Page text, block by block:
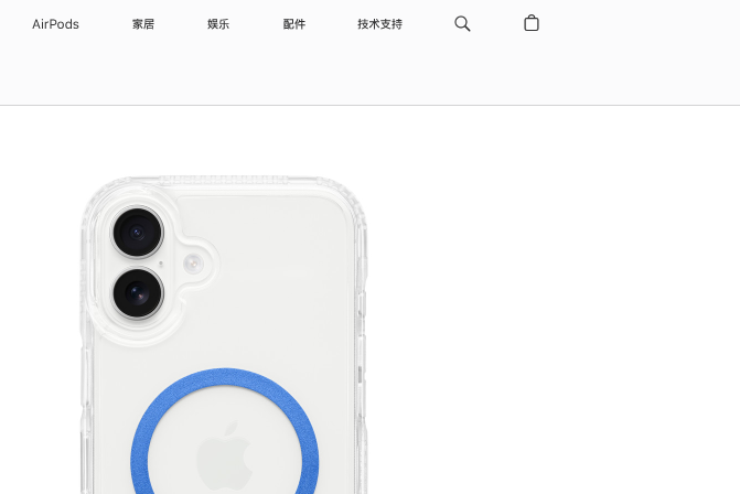
AirPods 家居 娱乐 配件 技术支持